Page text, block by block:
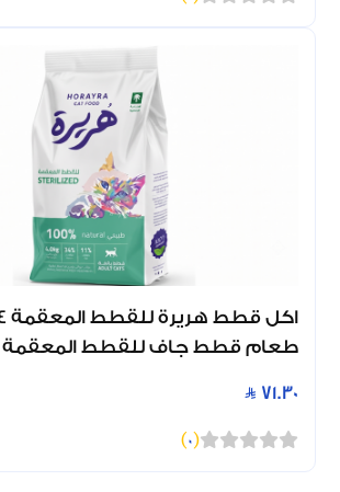
طعام قطط جاف للقطط المعقمة
71.30
(
0
)